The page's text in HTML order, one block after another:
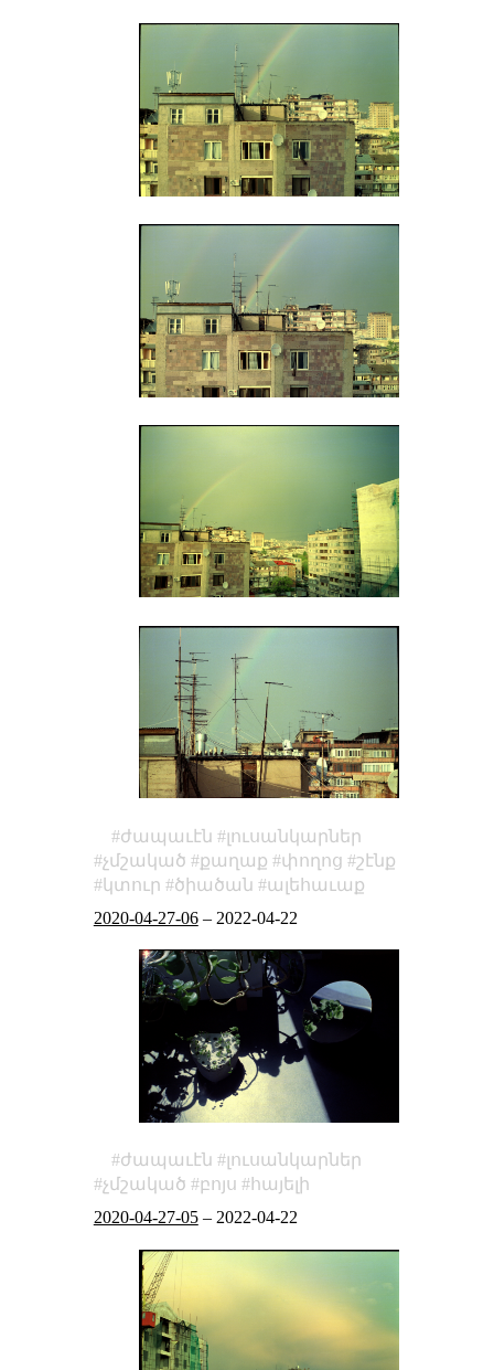
ժապաւէն
լուսանկարներ
չմշակած
քաղաք փողոց
շէնք
կտուր
ծիածան
ալեհաւաք
2020-04-27-06– 2022-04-22
ժապաւէն
լուսանկարներ
չմշակած
բոյս
հայելի
2020-04-27-05– 2022-04-22